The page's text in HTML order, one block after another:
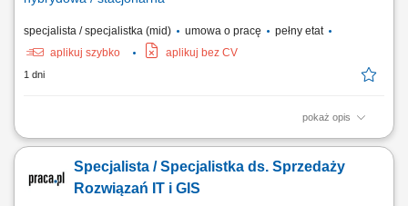
specjalista / specjalistka (mid) umowa o pracę
pełny etat
aplikuj szybko
aplikuj bez CV
1 dni
pokaż opis
Miejsce pracy: Biuro w Krakowie / Zdalnie / Hybrydowo Szukamy
wykorzystać rozwiązania GIS i dane przestrzenne do efektywniejszej
realizacji celów biznesowych. W GISonLine projektujemy i wdrażamy
Specjalista / Specjalistka ds. Sprzedaży
Rozwiązań IT i GIS